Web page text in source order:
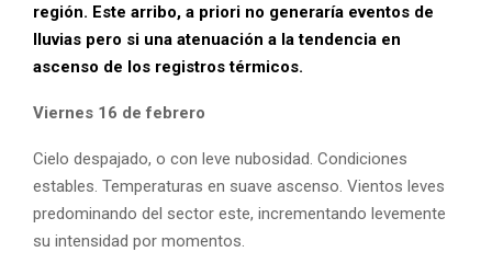
región. Este arribo, a priori no generaría eventos de
lluvias pero si una atenuación a la tendencia en
ascenso de los registros térmicos.
Viernes 16 de febrero
Cielo despajado, o con leve nubosidad. Condiciones
estables. Temperaturas en suave ascenso. Vientos leves
predominando del sector este, incrementando levemente
su intensidad por momentos.